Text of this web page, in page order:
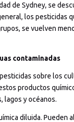
de Sydney, se
los pesticidas
se vuelven
contaminadas
sobre los
productos
lagos y océanos.
diluida. Pueden